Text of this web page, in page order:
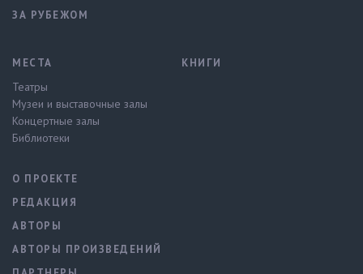
ЗА РУБЕЖОМ
МЕСТА
Театры
Музеи и выставочные залы
Концертные залы
Библиотеки
КНИГИ
О ПРОЕКТЕ
РЕДАКЦИЯ
АВТОРЫ
АВТОРЫ ПРОИЗВЕДЕНИЙ